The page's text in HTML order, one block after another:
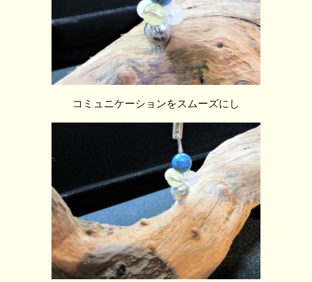
コミュニケーションをスムーズにし